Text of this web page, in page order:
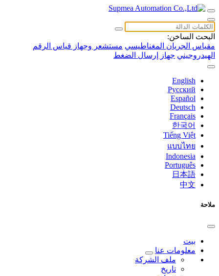
البحث الساخن:
مقياس الجريان المغناطيسي مستشعر وجهاز قياس الرقم
الهيدروجيني جهاز إرسال الضغط
English
Русский
Español
Deutsch
Français
한국어
Tiếng Việt
แบบไทย
Indonesia
Português
日本語
中文
ملاحة
بيت
معلومات عنا
ملف الشركة
تاريخ